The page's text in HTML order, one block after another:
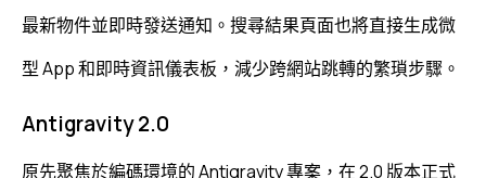
最新物件並即時發送通知。搜尋結果頁面也將直接生成微
型 App 和即時資訊儀表板，減少跨網站跳轉的繁瑣步驟。
Antigravity 2.0
原先聚焦於編碼環境的 Antigravity 專案，在 2.0 版本正式